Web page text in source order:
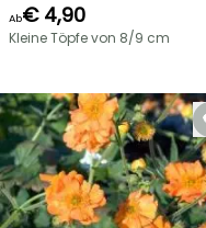
Ab€ 4,90
Kleine Töpfe von 8/9 cm